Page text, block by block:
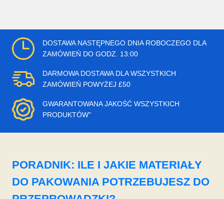
DOSTAWA NASTĘPNEGO DNIA ROBOCZEGO DLA
ZAMÓWIEŃ DO GODZ. 13:00
DARMOWA DOSTAWA DLA WSZYSTKICH
ZAMÓWIEŃ POWYŻEJ £50
GWARANTOWANA JAKOŚĆ WSZYSTKICH
PRODUKTÓW"
PORADNIK: ILE I JAKIE MATERIAŁY
DO PAKOWANIA POTRZEBUJESZ DO